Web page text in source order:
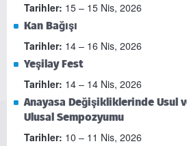
Tarihler: 15 – 15 Nis, 2026
Kan Bağışı
Tarihler: 14 – 16 Nis, 2026
Yeşilay Fest
Tarihler: 14 – 14 Nis, 2026
Anayasa Değişikliklerinde Usul
Ulusal Sempozyumu
Tarihler: 10 – 11 Nis, 2026